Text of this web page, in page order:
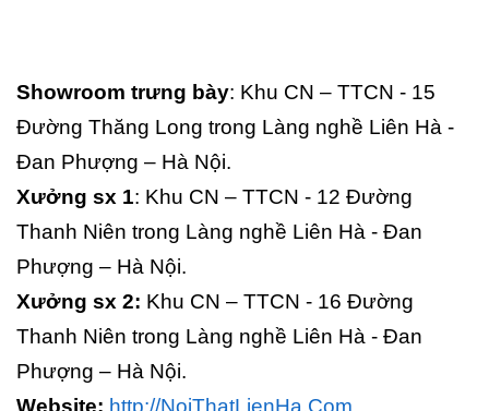
Showroom trưng bày: Khu CN – TTCN - 15
Đường Thăng Long trong Làng nghề Liên Hà -
Đan Phượng – Hà Nội.
Xưởng sx 1: Khu CN – TTCN - 12 Đường
Thanh Niên trong Làng nghề Liên Hà - Đan
Phượng – Hà Nội.
Xưởng sx 2: Khu CN – TTCN - 16 Đường
Thanh Niên trong Làng nghề Liên Hà - Đan
Phượng – Hà Nội.
Website: http://NoiThatLienHa.Com